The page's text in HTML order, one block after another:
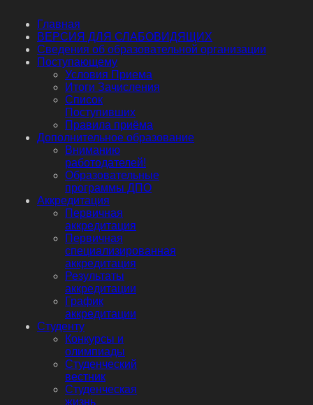
Главная
ВЕРСИЯ ДЛЯ СЛАБОВИДЯЩИХ
Сведения об образовательной организации
Поступающему
Условия Приема
Итоги Зачисления
Список
Поступивших
Правила приёма
Дополнительное образование
Вниманию
работодателей!
Образовательные
программы ДПО
Аккредитация
Первичная
аккредитация
Первичная
специализированная
аккредитация
Результаты
аккредитации
График
аккредитации
Студенту
Конкурсы и
олимпиады
Студенческий
вестник
Студенческая
жизнь